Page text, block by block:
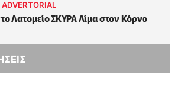
|ADVERTORIAL
Λατομείο ΣΚΥΡΑ Λίμα στον Κόρνο